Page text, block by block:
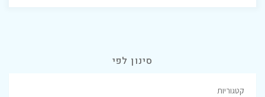
סינון לפי
קטגוריות